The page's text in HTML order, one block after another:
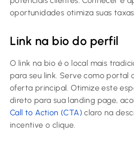
oportunidades otimiza suas
Link na bio do perfil
O link na bio é o local mais
para seu link. Serve como portal
oferta principal. Otimize este
direto para sua landing page,
Call to Action (CTA) claro na
incentive o clique.